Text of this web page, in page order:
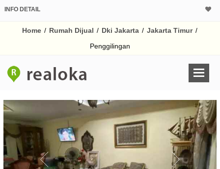
INFO DETAIL
Home / Rumah Dijual / Dki Jakarta / Jakarta Timur /
Penggilingan
Harga Rp
% /th
Untuk hasil simulasi
pada kotak-